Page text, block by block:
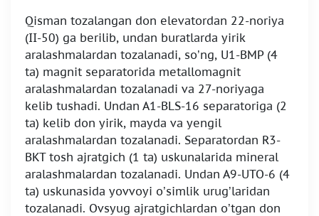
Qisman tozalangan don elevatordan 22-noriya
(II-50) ga berilib, undan buratlarda yirik
aralashmalardan tozalanadi, so’ng, U1-BMP (4
ta) magnit separatorida metallomagnit
aralashmalardan tozalanadi va 27-noriyaga
kelib tushadi. Undan A1-BLS-16 separatoriga (2
ta) kelib don yirik, mayda va yengil
aralashmalardan tozalanadi. Separatordan R3-
BKT tosh ajratgich (1 ta) uskunalarida mineral
aralashmalardan tozalanadi. Undan A9-UTO-6 (4
ta) uskunasida yovvoyi o’simlik urug’laridan
tozalanadi. Ovsyug ajratgichlardan o’tgan don